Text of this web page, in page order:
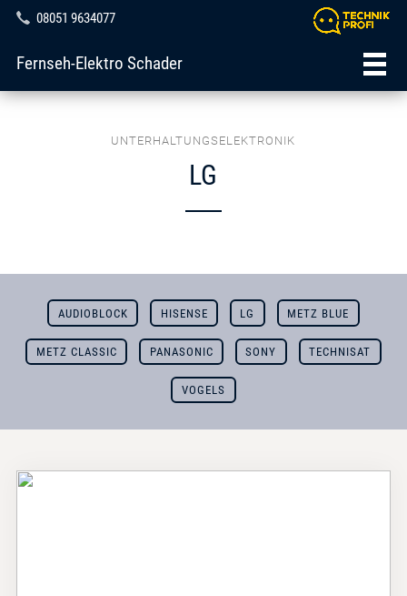
08051 9634077
Fernseh-Elektro Schader
UNTERHALTUNGSELEKTRONIK
LG
AUDIOBLOCK HISENSE LG METZ BLUE
METZ CLASSIC PANASONIC SONY TECHNISAT
VOGELS